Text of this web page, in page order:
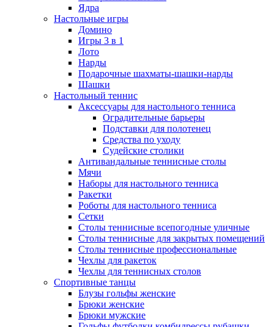
Ядра
Настольные игры
Домино
Игры 3 в 1
Лото
Нарды
Подарочные шахматы-шашки-нарды
Шашки
Настольный теннис
Аксессуары для настольного тенниса
Оградительные барьеры
Подставки для полотенец
Средства по уходу
Судейские столики
Антивандальные теннисные столы
Мячи
Наборы для настольного тенниса
Ракетки
Роботы для настольного тенниса
Сетки
Столы теннисные всепогодные уличные
Столы теннисные для закрытых помещений
Столы теннисные профессиональные
Чехлы для ракеток
Чехлы для теннисных столов
Спортивные танцы
Блузы гольфы женские
Брюки женские
Брюки мужские